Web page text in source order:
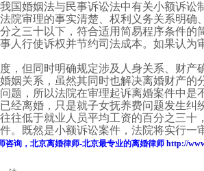
国婚姻法与民事诉讼法中有关小额诉讼
院审理的事实清楚、权利义务关系明
之三十以下，符合适用简易程序条件的
人行使诉权并节约司法成本。如果认为
，但同时明确规定涉及人身关系、财
姻关系，虽然其同时也解决离婚财产的
题，所以法院在审理起诉离婚案件中是
经离婚，只是就子女抚养费问题发生纠
往低于就业人员平均工资的百分之三十
。既然是小额诉讼案件，法院将实行一
咨询， 北京离婚律师-北京最专业的离婚律师 http://